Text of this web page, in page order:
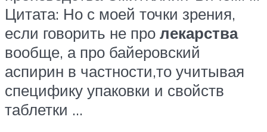
Цитата: Но с моей точки зрения,
если говорить не про лекарства
вообще, а про байеровский
аспирин в частности,то учитывая
специфику упаковки и свойств
таблетки …